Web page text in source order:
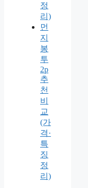
정
리)
먼
지
봉
투
2p
추
천
비
교
(가
격·
특
징
정
리)